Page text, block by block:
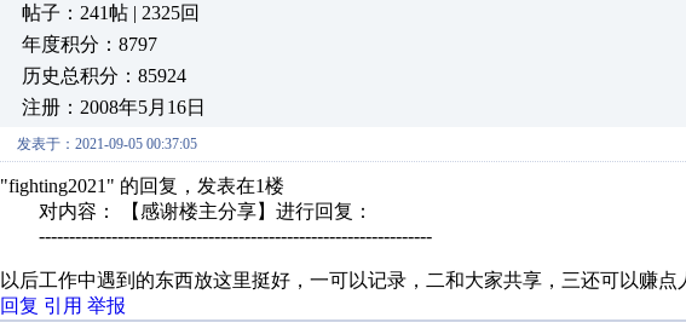
帖子：241帖 | 2325回
年度积分：8797
历史总积分：85924
注册：2008年5月16日
发表于：2021-09-05 00:37:05
"fighting2021" 的回复，发表在1楼
对内容： 【感谢楼主分享】进行回复：
-----------------------------------------------------------------
以后工作中遇到的东西放这里挺好，一可以记录，二和大家共享，三还可以赚点
回复 引用 举报